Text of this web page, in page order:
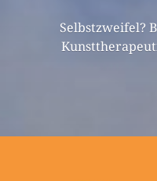
Selbstzweifel?